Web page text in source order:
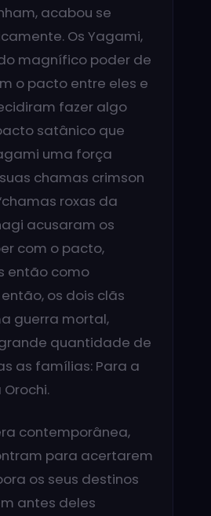
acabou se
Os Yagami,
magnífico poder de
o pacto entre eles e
fazer algo
satânico que
uma força
chamas crimson
roxas da
acusaram os
com o pacto,
então como
os dois clãs
guerra mortal,
quantidade de
as famílias: Para a
contemporânea,
para acertarem
os seus destinos
antes deles